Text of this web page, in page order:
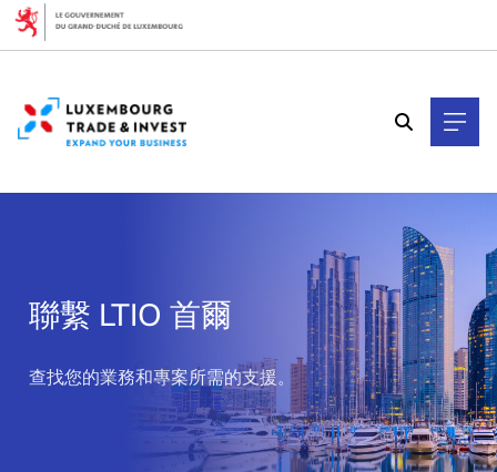
聯繫 LTIO 首爾
查找您的業務和專案所需的支援。
Cookies management panel